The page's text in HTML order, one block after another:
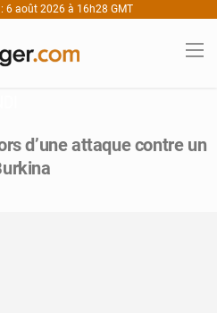
6 août 2026 à 16h28 GMT
d’une attaque contre un